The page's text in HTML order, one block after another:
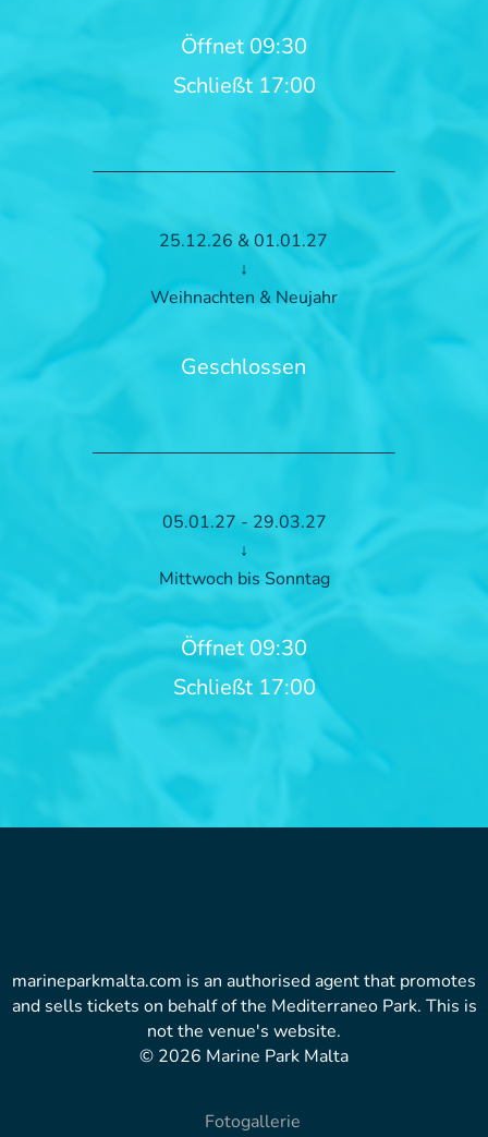
Öffnet 09:30
Schließt 17:00
25.12.26 & 01.01.27
↓
Weihnachten & Neujahr
Geschlossen
05.01.27 - 29.03.27
↓
Mittwoch bis Sonntag
Öffnet 09:30
Schließt 17:00
marineparkmalta.com is an authorised agent that promotes
and sells tickets on behalf of the Mediterraneo Park. This is
not the venue's website.
© 2026 Marine Park Malta
Fotogallerie